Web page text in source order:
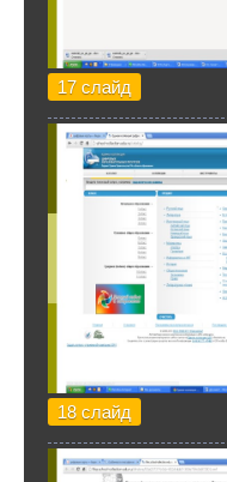
17 слайд
18 слайд